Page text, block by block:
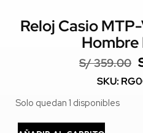
Reloj Casio
S/359.00
SKU:
Solo quedan 1 disponibles